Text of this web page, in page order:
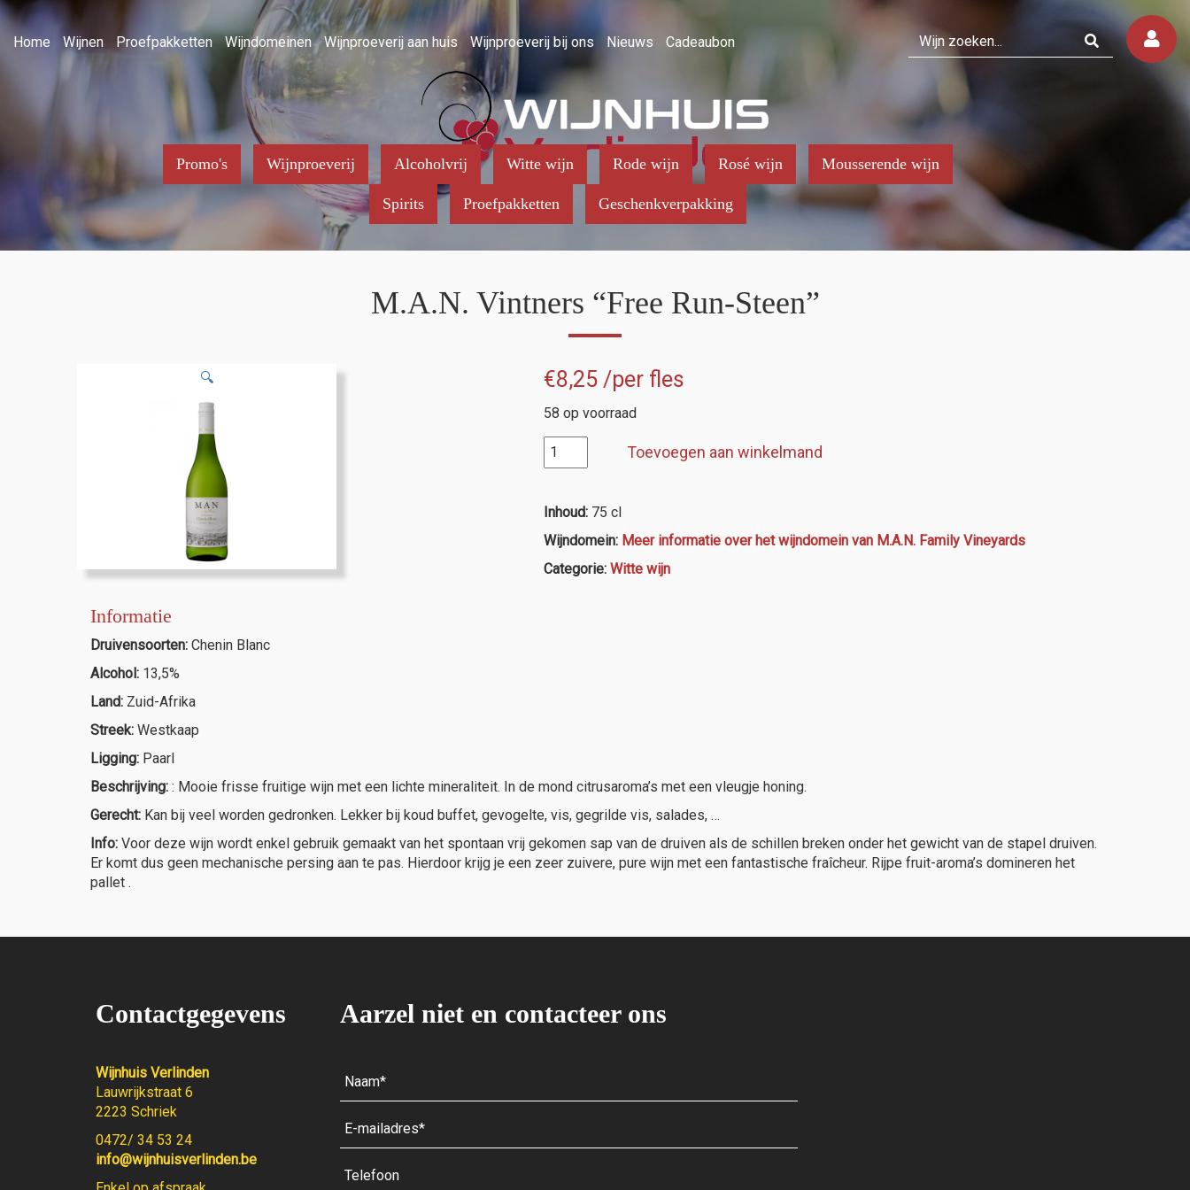
Home Wijnen Proefpakketten Wijndomeinen Wijnproeverij aan huis Wijnproeverij bij ons Nieuws Cadeaubon
Promo's Wijnproeverij Alcoholvrij Witte wijn Rode wijn Rosé wijn Mousserende wijn
Spirits Proefpakketten Geschenkverpakking
M.A.N. Vintners “Free Run-Steen”
🔍 €8,25/per fles
58 op voorraad
M.A.N.
Vintners
Run-
Steen"
aantal
Toevoegen aan winkelmand
Inhoud: 75 cl
Wijndomein: Meer informatie over het wijndomein van M.A.N. Family Vineyards
Categorie: Witte wijn
Informatie
Druivensoorten: Chenin Blanc
Alcohol: 13,5%
Land: Zuid-Afrika
Streek: Westkaap
Ligging: Paarl
Beschrijving: : Mooie frisse fruitige wijn met een lichte mineraliteit. In de mond citrusaroma’s met een vleugje honing.
Gerecht: Kan bij veel worden gedronken. Lekker bij koud buffet, gevogelte, vis, gegrilde vis, salades, …
Info: Voor deze wijn wordt enkel gebruik gemaakt van het spontaan vrij gekomen sap van de druiven als de schillen breken onder het gewicht van de stapel druiven.
Er komt dus geen mechanische persing aan te pas. Hierdoor krijg je een zeer zuivere, pure wijn met een fantastische fraîcheur. Rijpe fruit-aroma’s domineren het
pallet .
Contactgegevens
Wijnhuis Verlinden
Lauwrijkstraat 6
2223 Schriek
0472/ 34 53 24
info@wijnhuisverlinden.be
Aarzel niet en contacteer ons